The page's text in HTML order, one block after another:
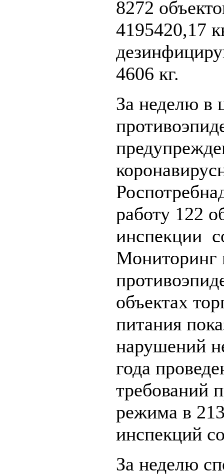
8272
4195420,17
4606 кг.
За неделю в
работу 122
инспекции
Мониторинг
объектах
питания
нарушений
года
требований
режима в
инспекций
За неделю